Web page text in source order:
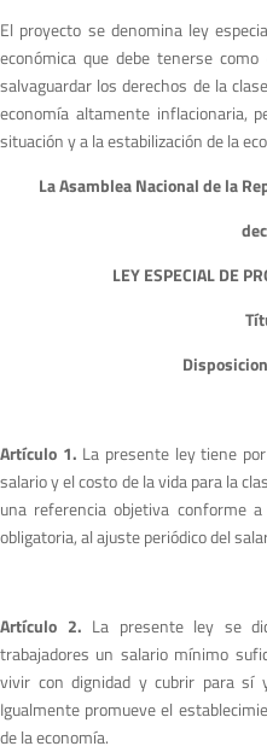
El proyecto se denomina ley
económica que debe tenerse
salvaguardar los derechos de la
economía altamente inflacionaria,
situación y a la estabilización de la
La Asamblea Nacional de la
LEY ESPECIAL DE
Artículo 1. La presente ley tiene
salario y el costo de la vida para la
una referencia objetiva conforme
obligatoria, al ajuste periódico del
Artículo 2. La presente ley se
trabajadores un salario mínimo
vivir con dignidad y cubrir para sí
Igualmente promueve el
de la economía.